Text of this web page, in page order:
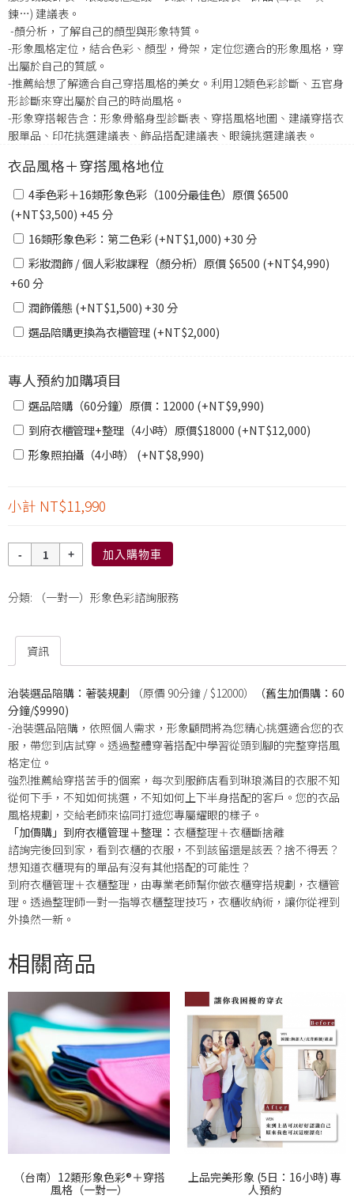
鍊…) 建議表。
-顏分析，了解自己的顏型與形象特質。
-形象風格定位，結合色彩、顏型，骨架，定位您適合的形象風格，穿
出屬於自己的質感。
-推薦給想了解適合自己穿搭風格的美女。利用12類色彩診斷、五官身
形診斷來穿出屬於自己的時尚風格。
-形象穿搭報告含：形象骨骼身型診斷表、穿搭風格地圖、建議穿搭衣
服單品、印花挑選建議表、飾品搭配建議表、眼鏡挑選建議表。
衣品風格＋穿搭風格地位
4季色彩＋16類形象色彩（100分最佳色）原價 $6500
(+NT$3,500)+45 分
16類形象色彩：第二色彩 (+NT$1,000)+30 分
彩妝潤飾 / 個人彩妝課程（顏分析）原價 $6500 (+NT$4,990)
+60 分
潤飾儀態 (+NT$1,500)+30 分
選品陪購更換為衣櫃管理 (+NT$2,000)
專人預約加購項目
選品陪購（60分鐘）原價：12000 (+NT$9,990)
到府衣櫃管理+整理（4小時）原價$18000 (+NT$12,000)
形象照拍攝（4小時） (+NT$8,990)
小計 NT$11,990
數
量
加入購物車
分類: （一對一）形象色彩諮詢服務
資訊
治裝選品陪購：著裝規劃 （原價 90分鐘 / $12000）
（舊生加價購：60
分鐘/$9990)
-治裝選品陪購，依照個人需求，形象顧問將為您精心挑選適合您的衣
服，帶您到店試穿。透過整體穿著搭配中學習從頭到腳的完整穿搭風
格定位。
強烈推薦給穿搭苦手的個案，每次到服飾店看到琳琅滿目的衣服不知
從何下手，不知如何挑選，不知如何上下半身搭配的客戶。您的衣品
風格規劃，交給老師來協同打造您專屬耀眼的樣子。
「加價購」到府衣櫃管理＋整理： 衣櫃整理＋衣櫃斷捨離
諮詢完後回到家，看到衣櫃的衣服，不到該留還是該丟？捨不得丟？
想知道衣櫃現有的單品有沒有其他搭配的可能性？
到府衣櫃管理＋衣櫃整理，由專業老師幫你做衣櫃穿搭規劃，衣櫃管
理。透過整理師一對一指導衣櫃整理技巧，衣櫃收納術，讓你從裡到
外換然一新。
相關商品
（台南）12類形象色彩®＋穿搭
風格（一對一）
上品完美形象 (5日：16小時) 專
人預約